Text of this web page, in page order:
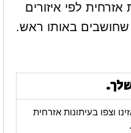
לפי איזורים
באותו ראש.
וצפו בעיתונות אזרחית